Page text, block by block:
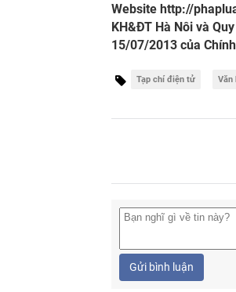
Website http://
KH&ĐT Hà Nôi và
15/07/2013 của
Tạp chí điện tử Văn
Gửi bình luận